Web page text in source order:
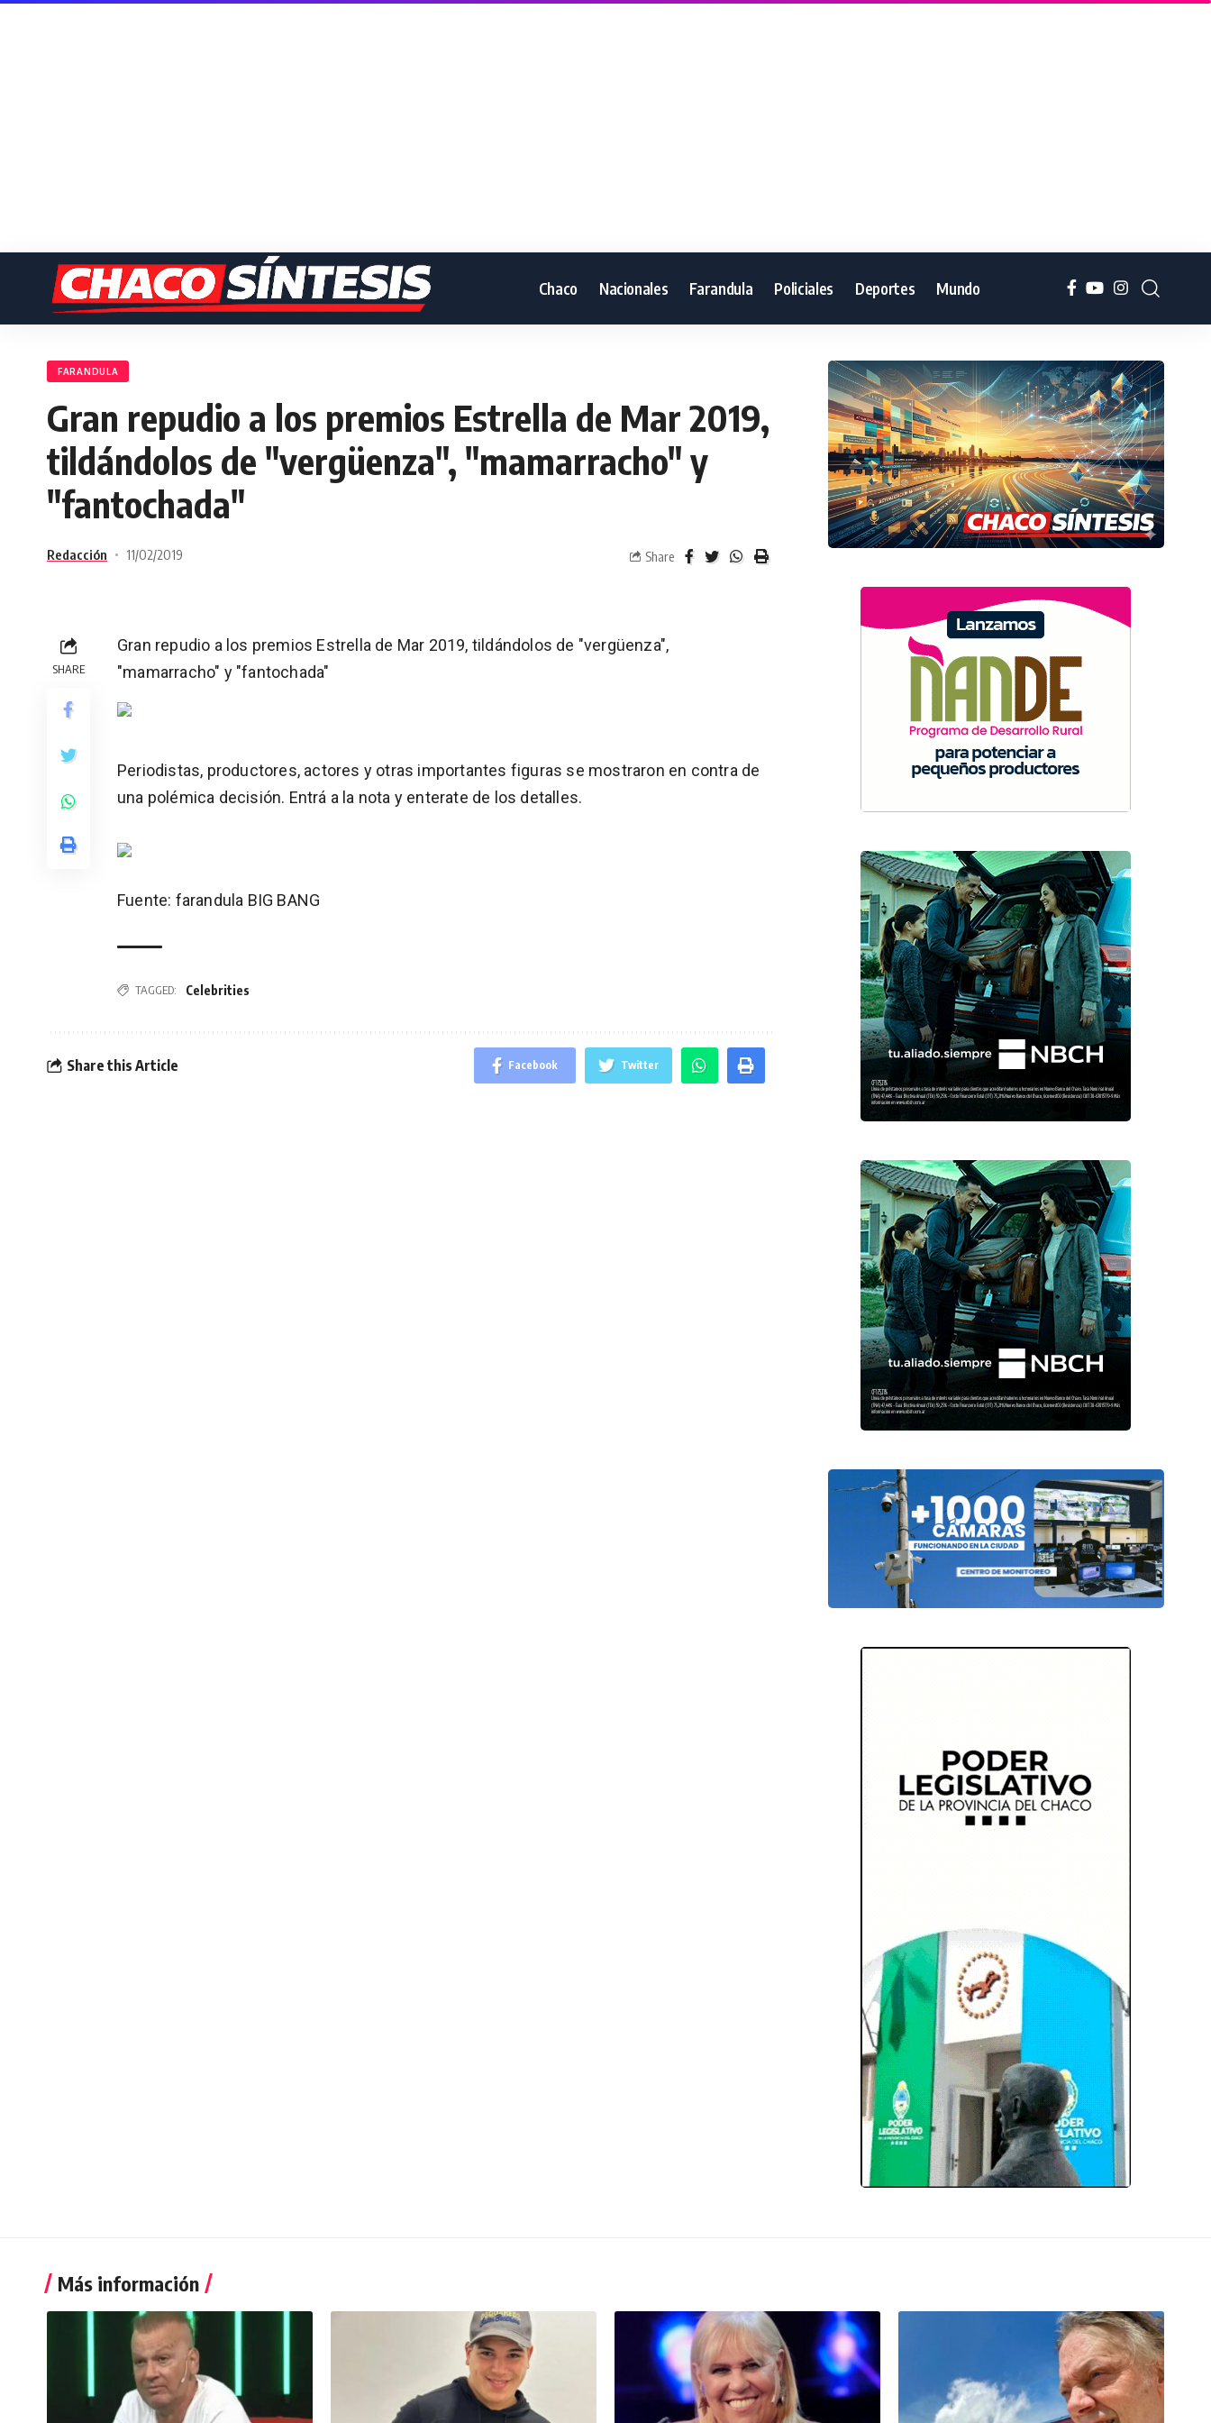
Chaco Nacionales Farandula Policiales Deportes Mundo
FARANDULA
Gran repudio a los premios Estrella de Mar 2019,
tildándolos de "vergüenza", "mamarracho" y
"fantochada"
Redacción 11/02/2019 Share
SHARE
Gran repudio a los premios Estrella de Mar 2019, tildándolos de "vergüenza",
"mamarracho" y "fantochada"
Periodistas, productores, actores y otras importantes figuras se mostraron en contra de
una polémica decisión. Entrá a la nota y enterate de los detalles.
Fuente: farandula BIG BANG
TAGGED: Celebrities
Share this Article Facebook Twitter
Más información